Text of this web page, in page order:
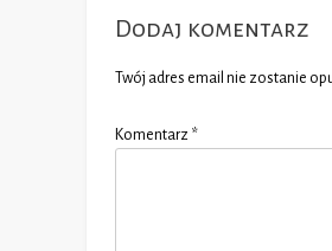
Dodaj komentarz
Twój adres email nie zostanie
Komentarz *